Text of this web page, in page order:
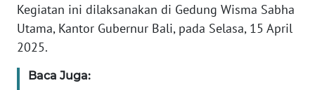
Kegiatan ini dilaksanakan di Gedung Wisma Sabha
Utama, Kantor Gubernur Bali, pada Selasa, 15 April
2025.
Baca Juga:
Wahana
News
Regional